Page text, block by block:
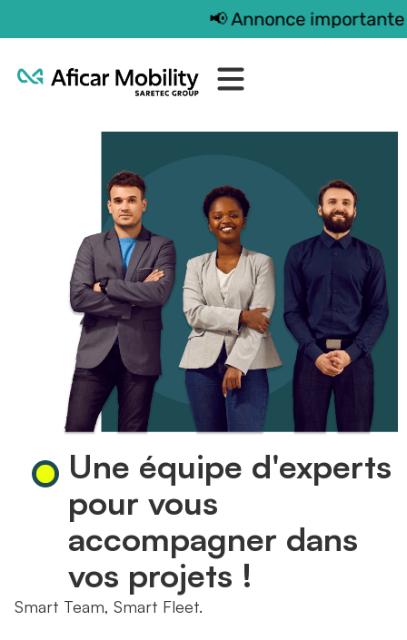
Une équipe d'experts
pour vous
accompagner dans
vos projets !
Smart Team, Smart Fleet.
📢 Annonce importante :